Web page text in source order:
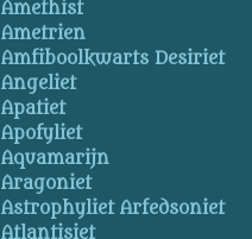
Amethist
Ametrien
Amfiboolkwarts Desiriet
Angeliet
Apatiet
Apofyliet
Aquamarijn
Aragoniet
Astrophyliet Arfedsoniet
Atlantisiet